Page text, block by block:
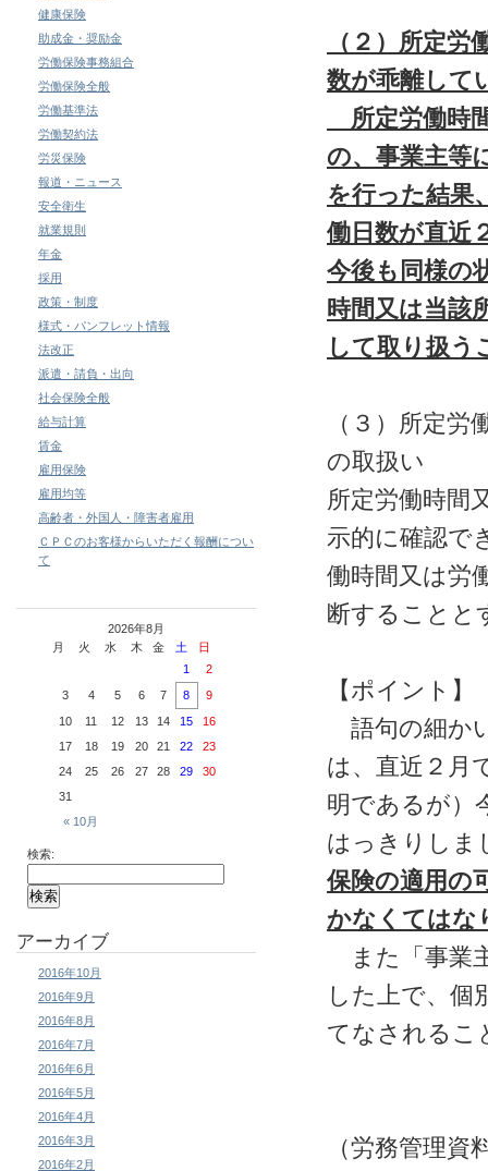
（２）所定
数が乖離して
所定労働時
の、事業主等
を行った結果
働日数が直近
今後も同様の
時間又は当該
して取り扱う
（３）所定
の取扱い
所定労働時間
示的に確認で
働時間又は労
断することと
【ポイント】
語句の細か
は、直近２月
明であるが）
はっきりしま
保険の適用の
かなくてはな
また「事業
した上で、個
てなされるこ
（労務管理
健康保険
助成金・奨励金
労働保険事務組合
労働保険全般
労働基準法
労働契約法
労災保険
報道・ニュース
安全衛生
就業規則
年金
採用
政策・制度
様式・パンフレット情報
法改正
派遣・請負・出向
社会保険全般
給与計算
賃金
雇用保険
雇用均等
高齢者・外国人・障害者雇用
ＣＰＣのお客様からいただく報酬につい
て
2026年8月
月
火 水 木 金 土 日
« 10月
1
2
3
4 5 6 7 8
9
10
11 12 13 14 15
16
17
18 19 20 21 22
23
24
25 26 27 28 29
30
31
検索:
アーカイブ
2016年10月
2016年9月
2016年8月
2016年7月
2016年6月
2016年5月
2016年4月
2016年3月
2016年2月